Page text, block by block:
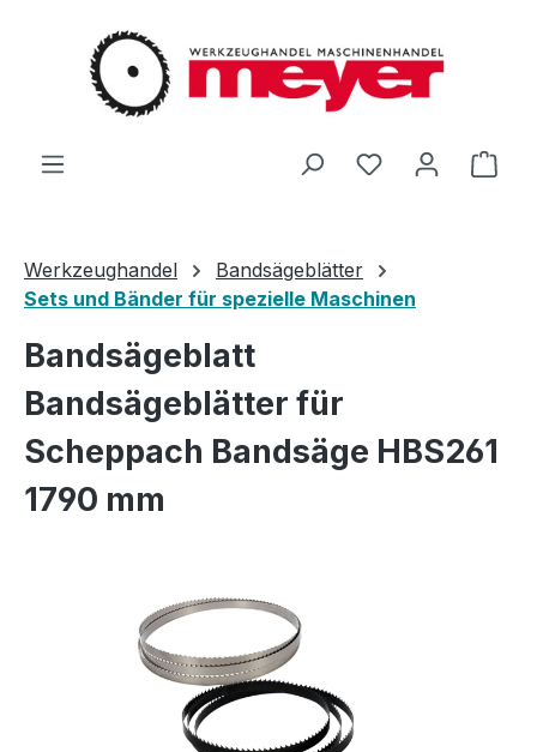
Zum Hauptinhalt springen
Du hast 0
Werkzeughandel
Bandsägeblätter
Sets und Bänder für spezielle Maschinen
Bandsägeblatt
Bandsägeblätter für
Scheppach Bandsäge HBS261
1790 mm
Bildergalerie überspringen